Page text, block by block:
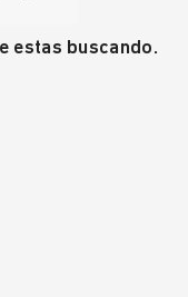
estas buscando.